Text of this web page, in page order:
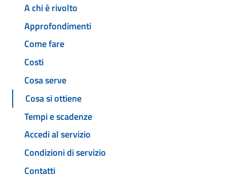
A chi è rivolto
Approfondimenti
Come fare
Costi
Cosa serve
Cosa si ottiene
Tempi e scadenze
Accedi al servizio
Condizioni di servizio
Contatti